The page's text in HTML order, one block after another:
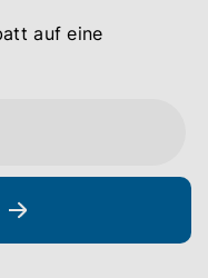
auf eine